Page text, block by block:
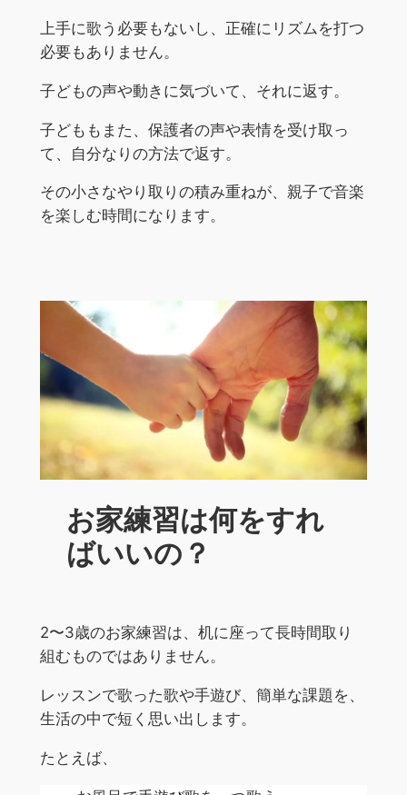
上手に歌う必要もないし、正確にリズムを打つ
必要もありません。
子どもの声や動きに気づいて、それに返す。
子どももまた、保護者の声や表情を受け取っ
て、自分なりの方法で返す。
その小さなやり取りの積み重ねが、親子で音楽
を楽しむ時間になります。
お家練習は何をすれ
ばいいの？
2〜3歳のお家練習は、机に座って長時間取り
組むものではありません。
レッスンで歌った歌や手遊び、簡単な課題を、
生活の中で短く思い出します。
たとえば、